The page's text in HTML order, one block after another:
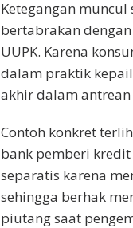
Ketegangan
bertabrakan
UUPK. Karena
dalam praktik
akhir dalam
Contoh konkret
bank pemberi
separatis karena
sehingga berhak
piutang saat